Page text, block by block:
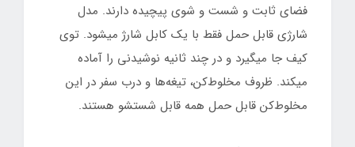
فضای ثابت و شست و شوی پیچیده دارند. مدل
شارژی قابل حمل فقط با یک کابل شارژ میشود. توی
کیف جا میگیرد و در چند ثانیه نوشیدنی را آماده
میکند. ظروف مخلوط‌کن، تیغه‌ها و درب سفر در این
مخلوط‌کن قابل حمل همه قابل شستشو هستند.